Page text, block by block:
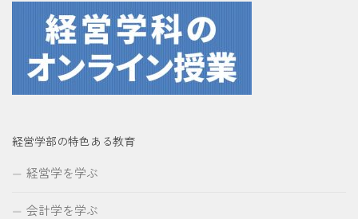
経営学部の特色ある教育
経営学を学ぶ
会計学を学ぶ